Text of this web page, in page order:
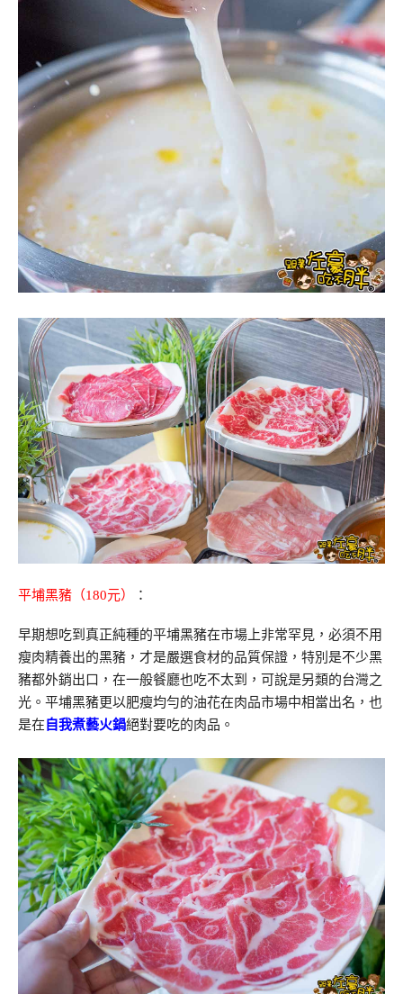
平埔黑豬（180元） ：
早期想吃到真正純種的平埔黑豬在市場上非常罕見，必須不用
瘦肉精養出的黑豬，才是嚴選食材的品質保證，特別是不少黑
豬都外銷出口，在一般餐廳也吃不太到，可說是另類的台灣之
光。平埔黑豬更以肥瘦均勻的油花在肉品市場中相當出名，也
是在 自我煮藝火鍋絕對要吃的肉品。